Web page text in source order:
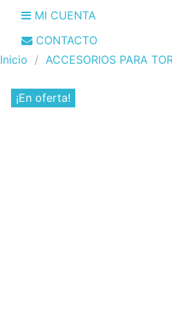
MI CUENTA
CONTACTO
Inicio
ACCESORIOS PARA
¡En oferta!